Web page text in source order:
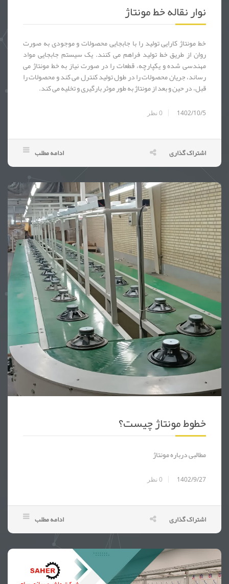
نوار نقاله خط مونتاژ
خط مونتاژ کارایی تولید را با جابجایی محصولات و موجودی به صورت
روان از طریق خط تولید فراهم می کنند. یک سیستم جابجایی مواد
مهندسی شده و یکپارچه، قطعات را در صورت نیاز به خط مونتاژ می
رساند، جریان محصولات را در طول تولید کنترل می کند و محصولات را
قبل، در حین و بعد از مونتاژ به طور موثر بارگیری و تخلیه می کند.
1402/10/5
0نظر
ادامه مطلب اشتراک گذاری
خطوط مونتاژ چیست؟
مطالبی درباره مونتاژ
1402/9/27
0نظر
ادامه مطلب اشتراک گذاری